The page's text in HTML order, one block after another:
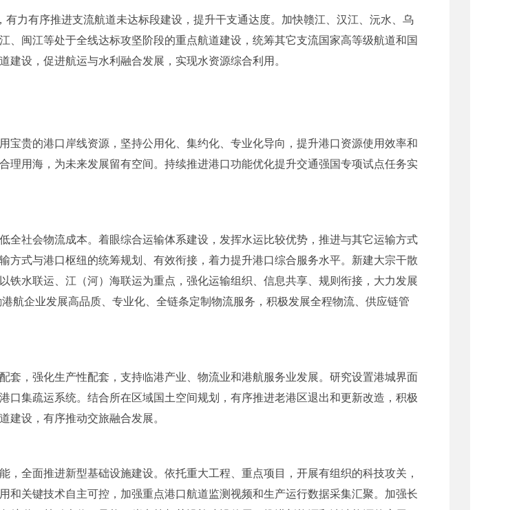
有力有序推进支流航道未达标段建设，提升干支通达度。加快赣江、汉江、沅水、乌
闽江等处于全线达标攻坚阶段的重点航道建设，统筹其它支流国家高等级航道和国
设，促进航运与水利融合发展，实现水资源综合利用。
宝贵的港口岸线资源，坚持公用化、集约化、专业化导向，提升港口资源使用效率和
理用海，为未来发展留有空间。持续推进港口功能优化提升交通强国专项试点任务实
全社会物流成本。着眼综合运输体系建设，发挥水运比较优势，推进与其它运输方式
方式与港口枢纽的统筹规划、有效衔接，着力提升港口综合服务水平。新建大宗干散
铁水联运、江（河）海联运为重点，强化运输组织、信息共享、规则衔接，大力发展
航企业发展高品质、专业化、全链条定制物流服务，积极发展全程物流、供应链管
套，强化生产性配套，支持临港产业、物流业和港航服务业发展。研究设置港城界面
口集疏运系统。结合所在区域国土空间规划，有序推进老港区退出和更新改造，积极
设，有序推动交旅融合发展。
全面推进新型基础设施建设。依托重大工程、重点项目，开展有组织的科技攻关，
和关键技术自主可控，加强重点港口航道监测视频和生产运行数据采集汇聚。加强长